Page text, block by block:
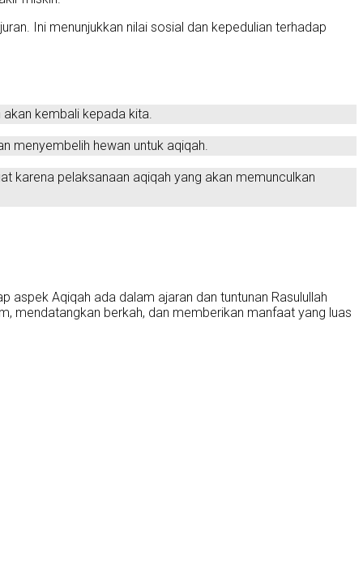
Ini menunjukkan nilai sosial dan kepedulian terhadap
kembali kepada kita.
menyembelih hewan untuk aqiqah.
karena pelaksanaan aqiqah yang akan memunculkan
aspek Aqiqah ada dalam ajaran dan tuntunan Rasulullah
mendatangkan berkah, dan memberikan manfaat yang luas